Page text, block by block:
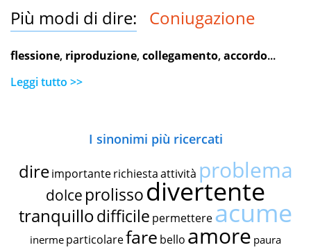
Più modi di dire: Coniugazione
flessione, riproduzione,collegamento,accordo...
Leggi tutto >>
I sinonimi più ricercati
dire importante richiestaattività problema
dolce prolissodivertente
tranquillodifficile permettereacume
inerme particolarefare bello amore paura